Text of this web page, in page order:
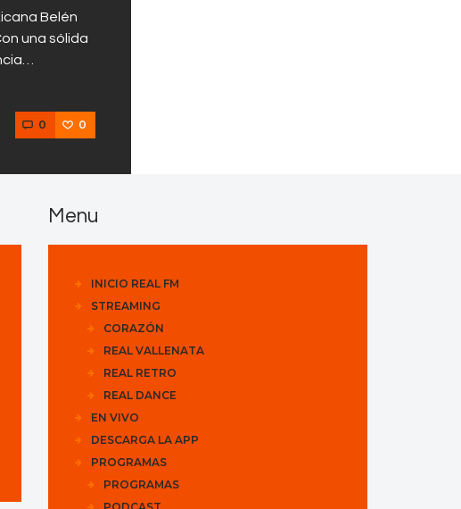
Belén
una sólida
0 0
Menu
INICIO REAL FM
STREAMING
CORAZÓN
REAL VALLENATA
REAL RETRO
REAL DANCE
EN VIVO
DESCARGA LA APP
PROGRAMAS
PROGRAMAS